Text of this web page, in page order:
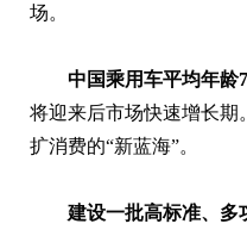
场。
中国乘用车平均年龄
将迎来后市场快速增长期
扩消费的“新蓝海”。
建设一批高标准、多